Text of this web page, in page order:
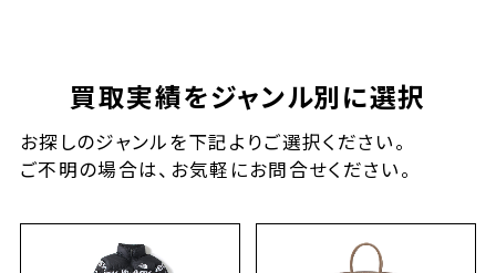
買取実績をジャンル別に選択
お探しのジャンルを下記よりご選択ください。
ご不明の場合は、お気軽にお問合せください。